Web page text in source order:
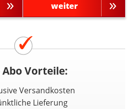
weiter
Vorteile:
Versandkosten
Lieferung